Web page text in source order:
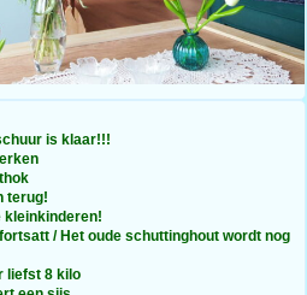
is klaar!!!
terug!
kleinkinderen!
/ Het oude schuttinghout wordt nog
liefst 8 kilo